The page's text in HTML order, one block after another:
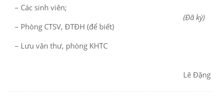
– Các sinh viên;
– Phòng CTSV, ĐTĐH (để biết)
– Lưu văn thư, phòng KHTC
(Đã ký)
Lê Đặng